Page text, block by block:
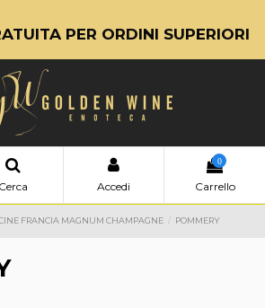
PER ORDINI SUPERIORI
Cerca Accedi
0
Carrello
FRANCIA MAGNUM CHAMPAGNE POMMERY